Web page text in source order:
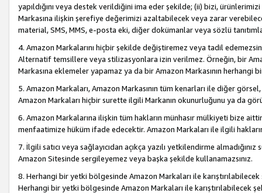
yapıldığını veya destek verildiğini ima eder şekilde; (ii) bizi,
Markasına ilişkin şerefiye değerimizi azaltabilecek veya zarar
material, SMS, MMS, e-posta eki, diğer dokümanlar veya sözlü
4. Amazon Markalarını hiçbir şekilde değiştiremez veya tadil
Alternatif temsillere veya stilizasyonlara izin verilmez. Örneğin, bir
Markasına eklemeler yapamaz ya da bir Amazon Markasının herhangi
5. Amazon Markaları, Amazon Markasının tüm kenarları ile diğer
Amazon Markaları hiçbir surette ilgili Markanın okunurluğunu ya da
6. Amazon Markalarına ilişkin tüm hakların münhasır mülkiyeti bize
menfaatimize hüküm ifade edecektir. Amazon Markaları ile ilgili
7. İlgili satıcı veya sağlayıcıdan açıkça yazılı yetkilendirme
Amazon Sitesinde sergileyemez veya başka şekilde kullanamazsınız.
8. Herhangi bir yetki bölgesinde Amazon Markaları ile
Herhangi bir yetki bölgesinde Amazon Markaları ile karıştırılabilecek